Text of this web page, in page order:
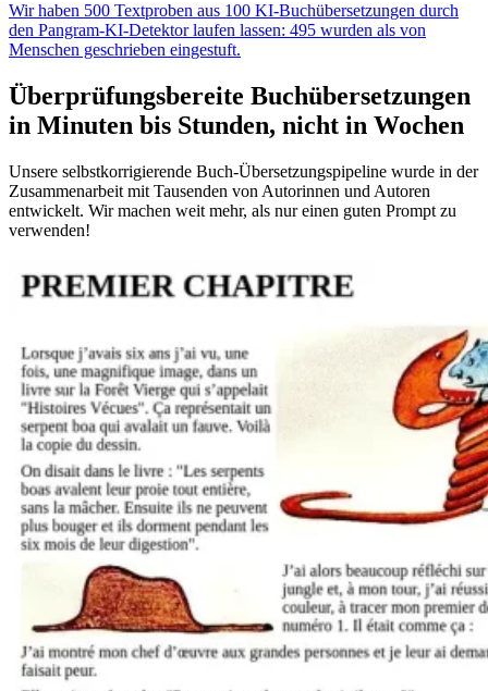
Wir haben 500 Textproben aus 100 KI-Buchübersetzungen durch
den Pangram-KI-Detektor laufen lassen: 495 wurden als von
Menschen geschrieben eingestuft.
Überprüfungsbereite Buchübersetzungen
in Minuten bis Stunden, nicht in Wochen
Unsere selbstkorrigierende Buch-Übersetzungspipeline wurde in der
Zusammenarbeit mit Tausenden von Autorinnen und Autoren
entwickelt. Wir machen weit mehr, als nur einen guten Prompt zu
verwenden!